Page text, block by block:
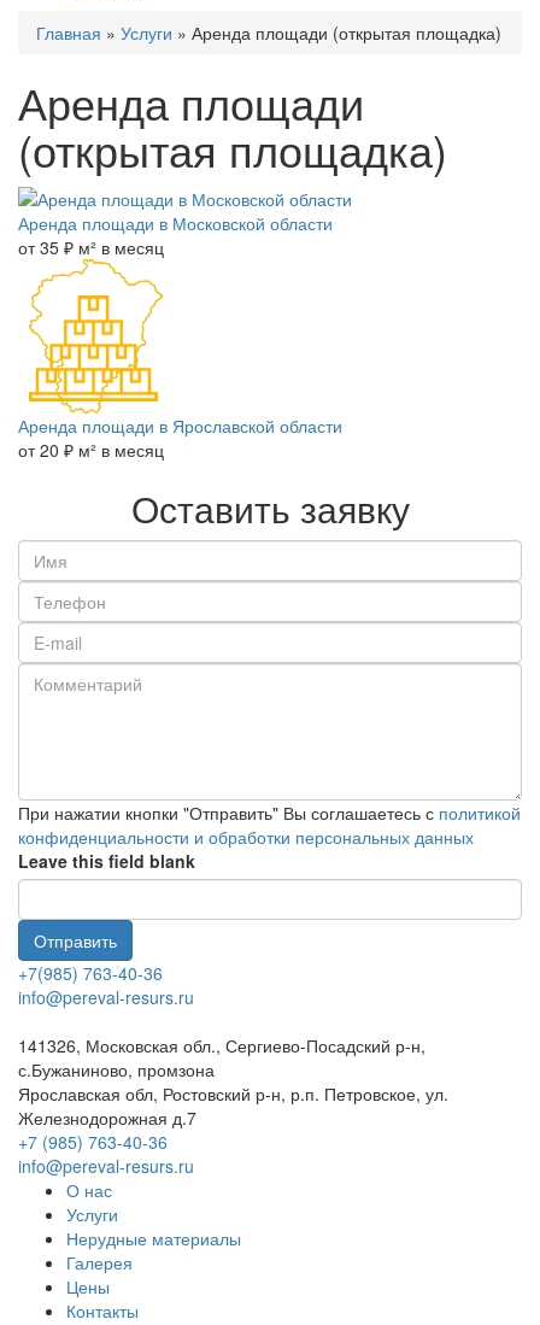
Главная » Услуги » Аренда площади (открытая площадка)
Аренда площади
(открытая площадка)
Аренда площади в Московской области
от 35 ₽ м² в месяц
Аренда площади в Ярославской области
от 20 ₽ м² в месяц
Оставить заявку
Имя
*
Телефон
*
Комментарий
При нажатии кнопки "Отправить" Вы соглашаетесь с политикой
конфиденциальности и обработки персональных данных
Leave this field blank
Отправить
+7(985) 763-40-36
info@pereval-resurs.ru
141326, Московская обл., Сергиево-Посадский р-н,
с.Бужаниново, промзона
Ярославская обл, Ростовский р-н, р.п. Петровское, ул.
Железнодорожная д.7
+7 (985) 763-40-36
info@pereval-resurs.ru
О нас
Услуги
Нерудные материалы
Галерея
Цены
Контакты